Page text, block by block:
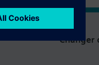
Changer